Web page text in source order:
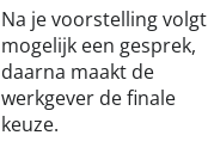
Na je voorstelling volgt
mogelijk een gesprek,
daarna maakt de
werkgever de finale
keuze.